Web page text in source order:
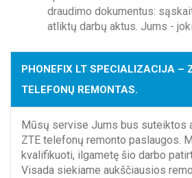
draudimo dokumentus:
atliktų darbų aktus. Jums -
PHONEFIX LT SPECIALIZACIJA –
TELEFONŲ REMONTAS.
Mūsų servise Jums bus suteiktos
ZTE telefonų remonto paslaugos.
kvalifikuoti, ilgametę šio darbo
Visada siekiame aukščiausios